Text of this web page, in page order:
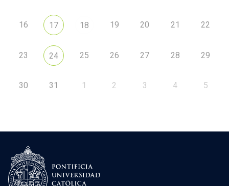
16 17 18 19 20 21 22
23 24 25 26 27 28 29
30 31 1 2 3 4 5